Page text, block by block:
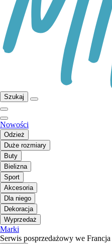
Szukaj
Nowości
Odzież
Duże rozmiary
Buty
Bielizna
Sport
Akcesoria
Dla niego
Dekoracja
Wyprzedaż
Marki
Serwis posprzedażowy we Francja